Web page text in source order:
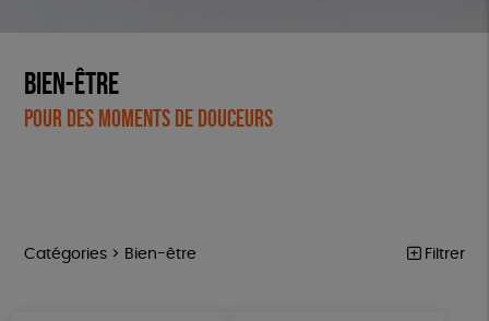
Bien-être
Pour des moments de douceurs
Catégories > Bien-être Filtrer